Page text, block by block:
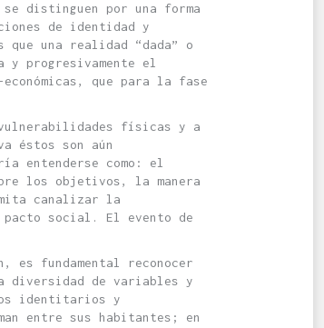
distinguen por una forma
de identidad y
una realidad “dada” o
progresivamente el
que para la fase
físicas y a
éstos son aún
entenderse como: el
los objetivos, la manera
canalizar la
social. El evento de
es fundamental reconocer
diversidad de variables y
identitarios y
entre sus habitantes; en